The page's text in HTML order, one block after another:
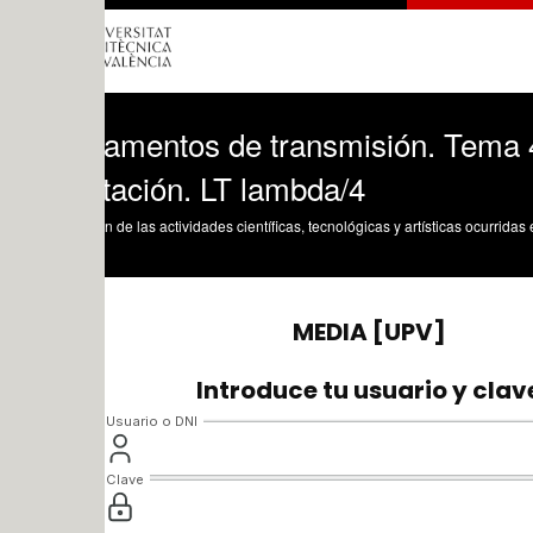
de transmisión. Tema 4.4.6.
LT lambda/4
de las actividades científicas, tecnológicas y artísticas ocurridas en los tres